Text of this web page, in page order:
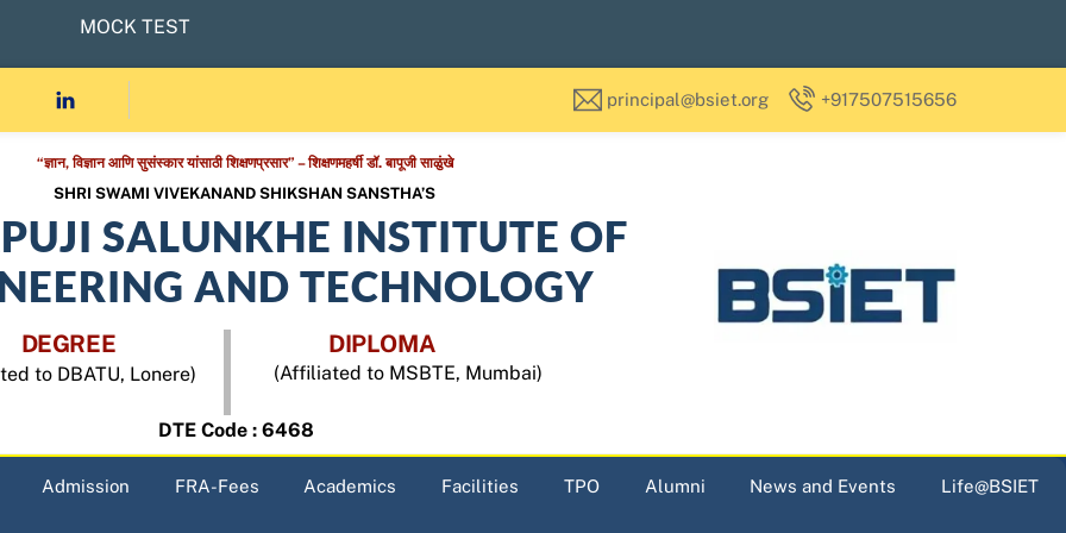
MOCK TEST
principal@bsiet.org +917507515656
“ज्ञान, विज्ञान आणि सुसंस्कार यांसाठी शिक्षणप्रसार” – शिक्षणमहर्षी डॉ. बापूजी साळुंखे
SHRI SWAMI VIVEKANAND SHIKSHAN SANSTHA’S
SALUNKHE INSTITUTE OF
AND TECHNOLOGY
DEGREE
to DBATU, Lonere)
DIPLOMA
(Affiliated to MSBTE, Mumbai)
DTE Code : 6468
Admission FRA-Fees Academics Facilities TPO Alumni News and Events Life@BSIET